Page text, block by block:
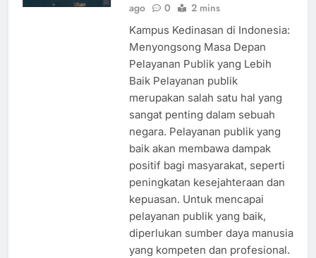
ago
0 2 mins
Kampus Kedinasan di Indonesia:
Menyongsong Masa Depan
Pelayanan Publik yang Lebih
Baik Pelayanan publik
merupakan salah satu hal yang
sangat penting dalam sebuah
negara. Pelayanan publik yang
baik akan membawa dampak
positif bagi masyarakat, seperti
peningkatan kesejahteraan dan
kepuasan. Untuk mencapai
pelayanan publik yang baik,
diperlukan sumber daya manusia
yang kompeten dan profesional.